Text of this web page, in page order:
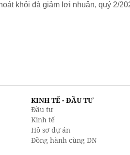
khỏi đà giảm lợi nhuận, quý 2/
KINH TẾ - ĐẦU TƯ
Đầu tư
Kinh tế
Hồ sơ dự án
Đồng hành cùng DN